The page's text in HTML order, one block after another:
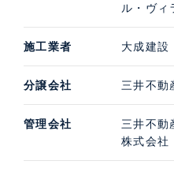
ル・ヴィ
施工業者 大成建
分譲会社 三井不
管理会社
三井不
株式会社